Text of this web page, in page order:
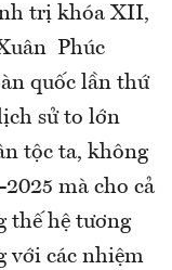
trị khóa XII,
Phúc
quốc lần thứ
sử to lớn
tộc ta, không
mà cho cả
thế hệ tương
với các nhiệm